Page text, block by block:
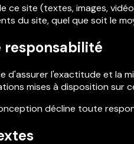
ce site (textes, images,
du site, quel que soit le
d'assurer l'exactitude et la
mises à disposition sur
décline toute